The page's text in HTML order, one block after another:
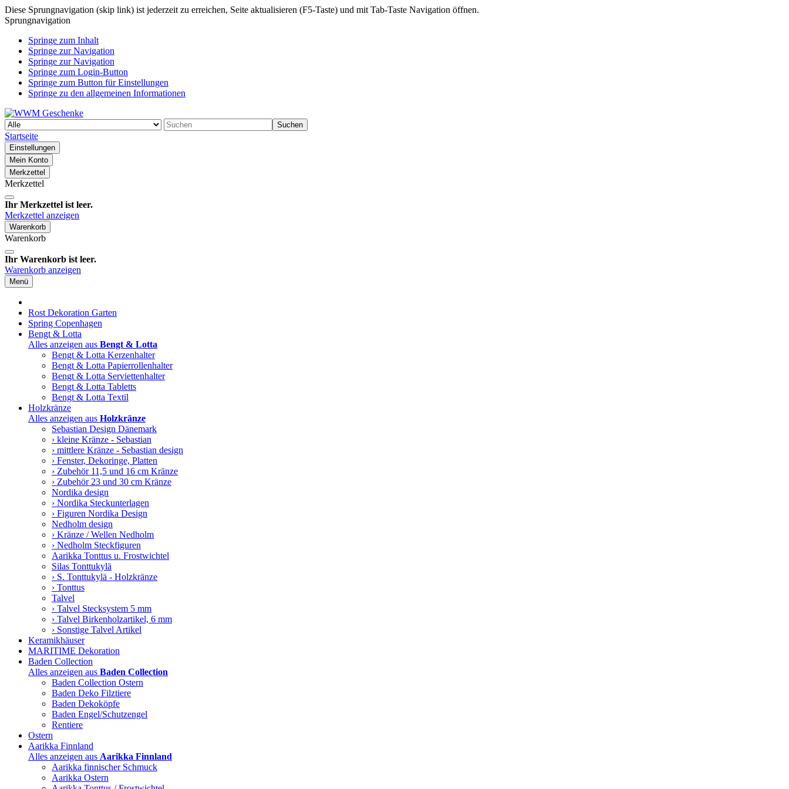
Diese Sprungnavigation (skip link) ist jederzeit zu erreichen, Seite aktualisieren (F5-Taste) und mit Tab-Taste Navigation öffnen.
Sprungnavigation
Springe zum Inhalt
Springe zur Navigation
Springe zur Navigation
Springe zum Login-Button
Springe zum Button für Einstellungen
Springe zu den allgemeinen Informationen
Suchen
Startseite
Einstellungen
Mein Konto
Merkzettel
Merkzettel
Ihr Merkzettel ist leer.
Merkzettel anzeigen
Warenkorb
Warenkorb
Ihr Warenkorb ist leer.
Warenkorb anzeigen
Menü
Rost Dekoration Garten
Spring Copenhagen
Bengt & Lotta
Alles anzeigen aus Bengt & Lotta
Bengt & Lotta Kerzenhalter
Bengt & Lotta Papierrollenhalter
Bengt & Lotta Serviettenhalter
Bengt & Lotta Tabletts
Bengt & Lotta Textil
Holzkränze
Alles anzeigen aus Holzkränze
Sebastian Design Dänemark
› kleine Kränze - Sebastian
› mittlere Kränze - Sebastian design
› Fenster, Dekoringe, Platten
› Zubehör 11,5 und 16 cm Kränze
› Zubehör 23 und 30 cm Kränze
Nordika design
› Nordika Steckunterlagen
› Figuren Nordika Design
Nedholm design
› Kränze / Wellen Nedholm
› Nedholm Steckfiguren
Aarikka Tonttus u. Frostwichtel
Silas Tonttukylä
› S. Tonttukylä - Holzkränze
› Tonttus
Talvel
› Talvel Stecksystem 5 mm
› Talvel Birkenholzartikel, 6 mm
› Sonstige Talvel Artikel
Keramikhäuser
MARITIME Dekoration
Baden Collection
Alles anzeigen aus Baden Collection
Baden Collection Ostern
Baden Deko Filztiere
Baden Dekoköpfe
Baden Engel/Schutzengel
Rentiere
Ostern
Aarikka Finnland
Alles anzeigen aus Aarikka Finnland
Aarikka finnischer Schmuck
Aarikka Ostern